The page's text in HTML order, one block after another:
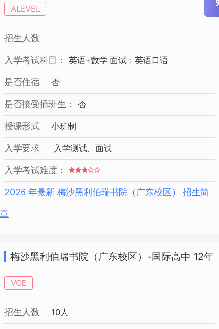
ALEVEL
招生人数：
入学考试科目： 英语+数学 面试：英语口语
是否住宿： 否
是否接受插班生： 否
授课形式： 小班制
入学要求： 入学测试、面试
入学考试难度：
2026 年最新 梅沙黑利伯瑞书院（广东校区） 招生简
章
梅沙黑利伯瑞书院（广东校区）-国际高中 12年
VCE
招生人数： 10人